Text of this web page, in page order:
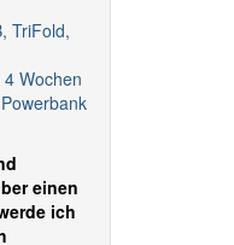
TriFold,
Wochen
einen
ich